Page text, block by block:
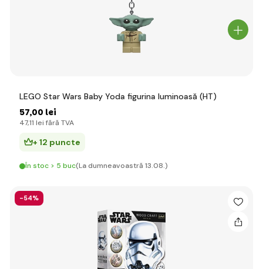
LEGO Star Wars Baby Yoda figurina luminoasă (HT)
57,00 lei
47,11 lei fără TVA
+ 12 puncte
În stoc > 5 buc(La dumneavoastră 13.08.)
-54%